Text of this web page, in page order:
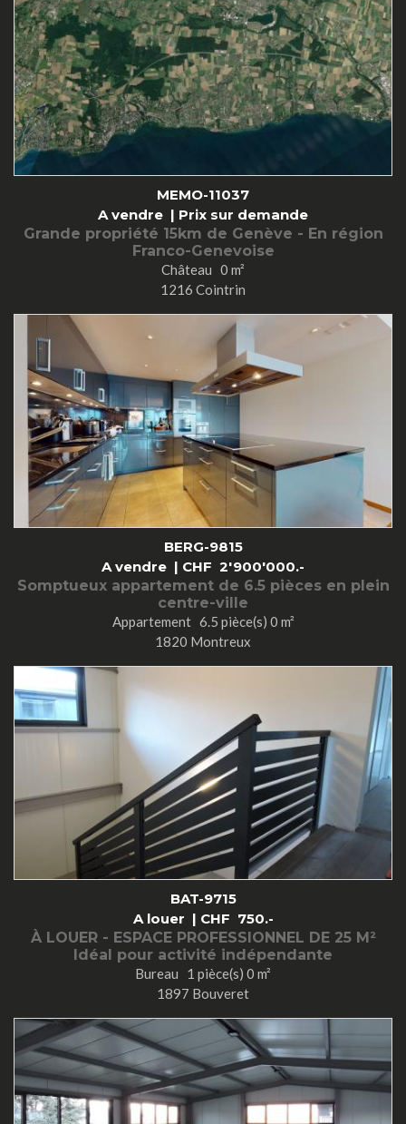
MEMO-11037
A vendre | Prix sur demande
Grande propriété 15km de Genève - En région
Franco-Genevoise
Château 0 m²
1216 Cointrin
BERG-9815
A vendre | CHF 2'900'000.-
Somptueux appartement de 6.5 pièces en plein
centre-ville
Appartement 6.5 pièce(s) 0 m²
1820 Montreux
BAT-9715
A louer | CHF 750.-
À LOUER - ESPACE PROFESSIONNEL DE 25 M²
Idéal pour activité indépendante
Bureau 1 pièce(s) 0 m²
1897 Bouveret